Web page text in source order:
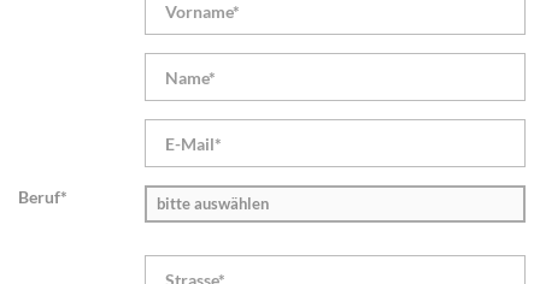
Beruf* bitte auswählen